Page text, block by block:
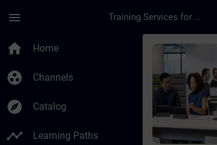
menu Training Services for Digital Industries
home Home
group_work Channels
explore Catalog
timeline Learning Paths
Course -